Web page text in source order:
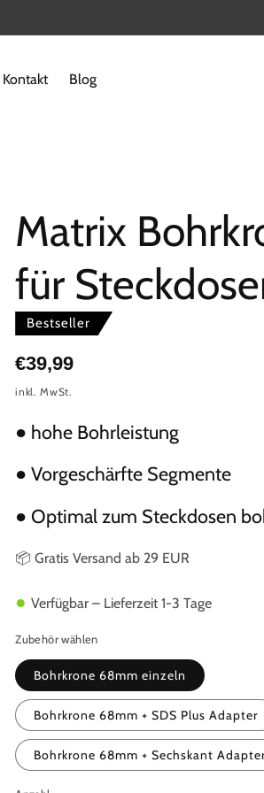
Kontakt Blog
Matrix
für
Bestseller
Normaler
Preis
€39,99
inkl. MwSt.
● hohe Bohrleistung
● Vorgeschärfte Segmente
● Optimal zum Steckdosen
📦 Gratis Versand ab 29 EUR
●Verfügbar – Lieferzeit 1-3 Tage
Zubehör wählen
Bohrkrone 68mm einzeln
Bohrkrone 68mm + SDS Plus Adapter
Bohrkrone 68mm + Sechskant